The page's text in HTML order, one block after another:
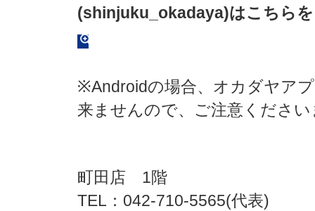
(shinjuku_okadaya)はこちらを
※Androidの場合、オカダヤア
来ませんので、ご注意くださ
町田店 1階
TEL：042-710-5565(代表)